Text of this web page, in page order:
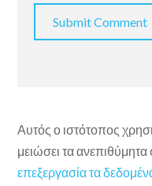
Αυτός ο ιστότοπος
μειώσει τα ανεπιθύμητα
επεξεργασία τα